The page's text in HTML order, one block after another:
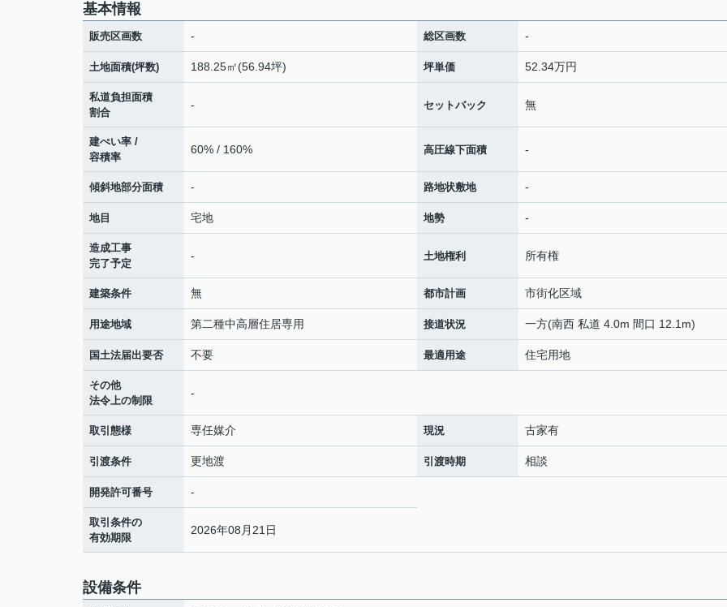
基本情報
販売区画数 - 総区画数 -
土地面積(坪数) 188.25㎡(56.94坪) 坪単価 52.34万円
私道負担面積
割合
- セットバック 無
建ぺい率 /
容積率
60% / 160% 高圧線下面積 -
傾斜地部分面積 - 路地状敷地 -
地目 宅地 地勢 -
造成工事
完了予定
- 土地権利 所有権
建築条件 無 都市計画 市街化区域
用途地域 第二種中高層住居専用 接道状況 一方(南西 私道 4.0m 間口 12.1m)
国土法届出要否 不要 最適用途 住宅用地
その他
法令上の制限
-
取引態様 専任媒介 現況 古家有
引渡条件 更地渡 引渡時期 相談
開発許可番号 -
取引条件の
有効期限
2026年08月21日
設備条件